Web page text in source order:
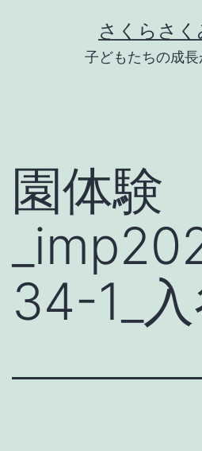
さくらさ
子どもたちの成長
園体験
34-1_